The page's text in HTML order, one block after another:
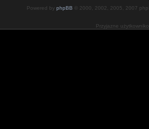
Powered by phpBB © 2000, 2002, 2005, 2007
Przyjazne